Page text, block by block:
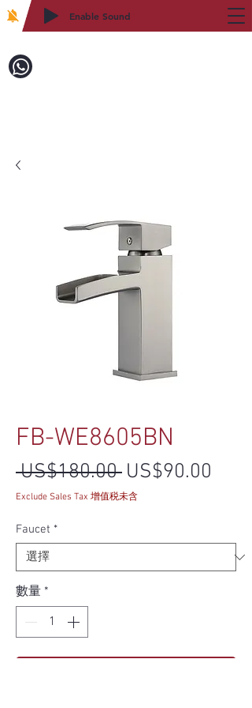
Enable Sound
FB-WE8605BN
US$180.00 一般價格
US$90.00
Exclude Sales Tax 增值税未含
Faucet *
數量 *